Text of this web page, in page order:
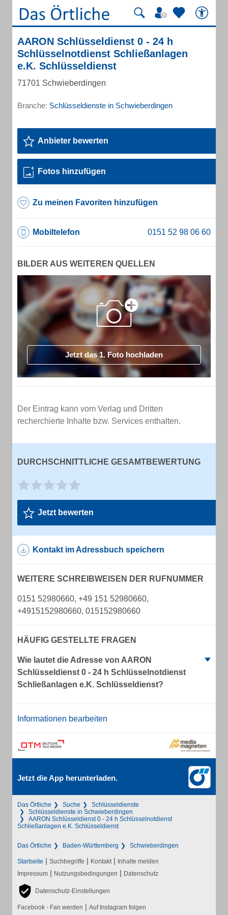
AARON Schlüsseldienst 0 - 24 h
Schlüsselnotdienst Schließanlagen
e.K. Schlüsseldienst
71701 Schwieberdingen
Branche: Schlüsseldienste in Schwieberdingen
Anbieter bewerten
Fotos hinzufügen
Zu meinen Favoriten hinzufügen
Mobiltelefon
BILDER AUS WEITEREN QUELLEN
Jetzt das 1. Foto hochladen
Der Eintrag kann vom Verlag und Dritten
recherchierte Inhalte bzw. Services enthalten.
DURCHSCHNITTLICHE GESAMTBEWERTUNG
Jetzt bewerten
Kontakt im Adressbuch speichern
WEITERE SCHREIBWEISEN DER RUFNUMMER
0151 52980660, +49 151 52980660,
+4915152980660, 015152980660
HÄUFIG GESTELLTE FRAGEN
Wie lautet die Adresse von AARON
Schlüsseldienst 0 - 24 h Schlüsselnotdienst
Schließanlagen e.K. Schlüsseldienst?
Informationen bearbeiten
Jetzt die App herunterladen.
Das Örtliche Suche
Schlüsseldienste
Schlüsseldienste in Schwieberdingen
AARON Schlüsseldienst 0 - 24 h Schlüsselnotdienst
Schließanlagen e.K. Schlüsseldienst
Das Örtliche Baden-Württemberg Schwieberdingen
Startseite | Suchbegriffe | Kontakt | Inhalte melden
Impressum | Nutzungsbedingungen | Datenschutz
Datenschutz-Einstellungen
Facebook - Fan werden | Auf Instagram folgen